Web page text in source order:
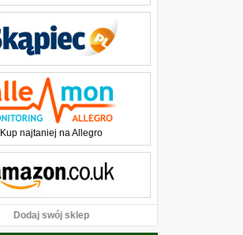
Kup najtaniej na Allegro
Dodaj swój sklep